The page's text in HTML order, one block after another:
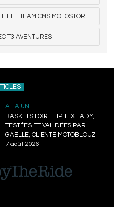
LE TEAM CMS MOTOSTORE
T3 AVENTURES
À LA UNE
BASKETS DXR FLIP TEX LADY,
TESTÉES ET VALIDÉES PAR
GAËLLE, CLIENTE MOTOBLOUZ
7 août 2026